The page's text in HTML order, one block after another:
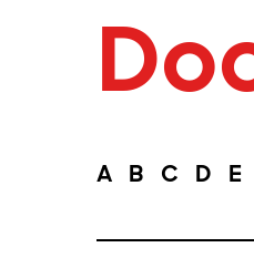
A B C D E